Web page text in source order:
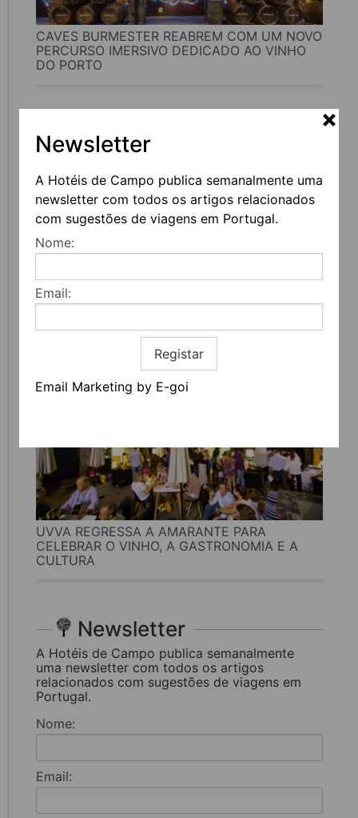
Newsletter
A Hotéis de Campo publica semanalmente uma
newsletter com todos os artigos relacionados
com sugestões de viagens em Portugal.
Nome:
Email:
Registar
Email Marketing by E-goi
CAVES BURMESTER REABREM COM UM NOVO
PERCURSO IMERSIVO DEDICADO AO VINHO
DO PORTO
FEIRA DO LIVRO DO PORTO REGRESSA COM
MAIS DE 200 ATIVIDADES DEDICADAS À
UVVA REGRESSA A AMARANTE PARA
CELEBRAR O VINHO, A GASTRONOMIA E A
CULTURA
Newsletter
A Hotéis de Campo publica semanalmente
uma newsletter com todos os artigos
relacionados com sugestões de viagens em
Portugal.
Nome:
Email: